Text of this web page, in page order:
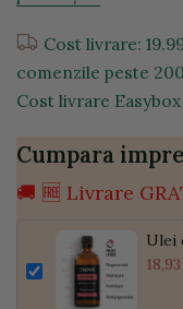
Cost livrare:
comenzile peste
Cost livrare Easybox
Cumpara
🚚 🆓 Livrare
Ulei